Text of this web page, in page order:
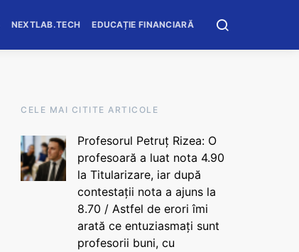
NEXTLAB.TECH EDUCAȚIE FINANCIARĂ
CELE MAI CITITE ARTICOLE
Profesorul Petruț Rizea: O
profesoară a luat nota 4.90
la Titularizare, iar după
contestații nota a ajuns la
8.70 / Astfel de erori îmi
arată ce entuziasmați sunt
profesorii buni, cu